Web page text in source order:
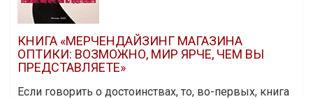
КНИГА «МЕРЧЕНДАЙЗИНГ МАГАЗИНА
ОПТИКИ: ВОЗМОЖНО, МИР ЯРЧЕ, ЧЕМ ВЫ
ПРЕДСТАВЛЯЕТЕ»
Если говорить о достоинствах, то, во-первых, книга